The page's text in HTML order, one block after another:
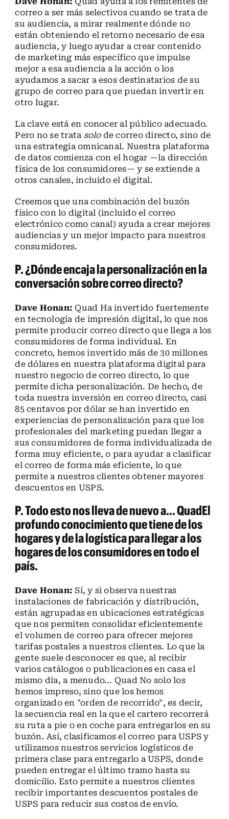
correo a ser más selectivos cuando se trata de
su audiencia, a mirar realmente dónde no
están obteniendo el retorno necesario de esa
audiencia, y luego ayudar a crear contenido
de marketing más específico que impulse
mejor a esa audiencia a la acción o los
ayudamos a sacar a esos destinatarios de su
grupo de correo para que puedan invertir en
otro lugar.
La clave está en conocer al público adecuado.
Pero no se trata solode correo directo, sino de
una estrategia omnicanal. Nuestra plataforma
de datos comienza con el hogar —la dirección
física de los consumidores— y se extiende a
otros canales, incluido el digital.
Creemos que una combinación del buzón
físico con lo digital (incluido el correo
electrónico como canal) ayuda a crear mejores
audiencias y un mejor impacto para nuestros
consumidores.
P. ¿Dónde encaja la personalización en la
conversación sobre correo directo?
Dave Honan: Quad Ha invertido fuertemente
en tecnología de impresión digital, lo que nos
permite producir correo directo que llega a los
consumidores de forma individual. En
concreto, hemos invertido más de 30 millones
de dólares en nuestra plataforma digital para
nuestro negocio de correo directo, lo que
permite dicha personalización. De hecho, de
toda nuestra inversión en correo directo, casi
85 centavos por dólar se han invertido en
experiencias de personalización para que los
profesionales del marketing puedan llegar a
sus consumidores de forma individualizada de
forma muy eficiente, o para ayudar a clasificar
el correo de forma más eficiente, lo que
permite a nuestros clientes obtener mayores
descuentos en USPS.
P. Todo esto nos lleva de nuevo a... QuadEl
profundo conocimiento que tiene de los
hogares y de la logística para llegar a los
hogares de los consumidores en todo el
país.
Dave Honan: Sí, y si observa nuestras
instalaciones de fabricación y distribución,
están agrupadas en ubicaciones estratégicas
que nos permiten consolidar eficientemente
el volumen de correo para ofrecer mejores
tarifas postales a nuestros clientes. Lo que la
gente suele desconocer es que, al recibir
varios catálogos o publicaciones en casa el
mismo día, a menudo... Quad No solo los
hemos impreso, sino que los hemos
organizado en "orden de recorrido", es decir,
la secuencia real en la que el cartero recorrerá
su ruta a pie o en coche para entregarlos en su
buzón. Así, clasificamos el correo para USPS y
utilizamos nuestros servicios logísticos de
primera clase para entregarlo a USPS, donde
pueden entregar el último tramo hasta su
domicilio. Esto permite a nuestros clientes
recibir importantes descuentos postales de
USPS para reducir sus costos de envío.